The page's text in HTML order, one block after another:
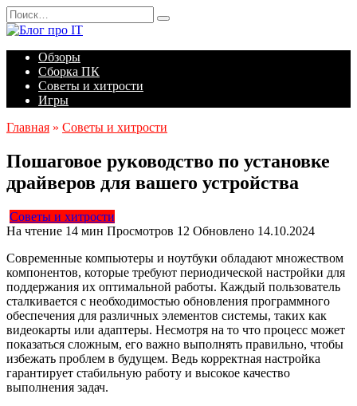
Перейти
к
содержанию
Search
for:
Обзоры
Сборка ПК
Советы и хитрости
Игры
Главная » Советы и хитрости
Пошаговое руководство по установке
драйверов для вашего устройства
Советы и хитрости
На чтение 14 мин Просмотров 12 Обновлено 14.10.2024
Современные компьютеры и ноутбуки обладают множеством
компонентов, которые требуют периодической настройки для
поддержания их оптимальной работы. Каждый пользователь
сталкивается с необходимостью обновления программного
обеспечения для различных элементов системы, таких как
видеокарты или адаптеры. Несмотря на то что процесс может
показаться сложным, его важно выполнять правильно, чтобы
избежать проблем в будущем. Ведь корректная настройка
гарантирует стабильную работу и высокое качество
выполнения задач.